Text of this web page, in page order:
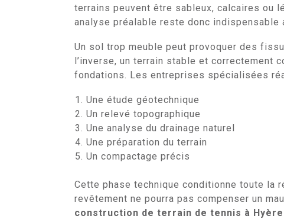
terrains peuvent être sableux, calcaires ou
analyse préalable reste donc indispensable
Un sol trop meuble peut provoquer des
l’inverse, un terrain stable et correctement
fondations. Les entreprises spécialisées
Une étude géotechnique
Un relevé topographique
Une analyse du drainage naturel
Une préparation du terrain
Un compactage précis
Cette phase technique conditionne toute la
revêtement ne pourra pas compenser un
construction de terrain de tennis à